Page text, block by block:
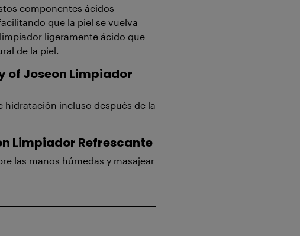
componentes ácidos
que la piel se vuelva
ligeramente ácido que
de la piel.
of Joseon Limpiador
hidratación incluso después de la
Limpiador Refrescante
las manos húmedas y masajear